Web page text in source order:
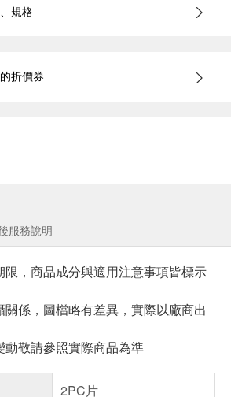
規格
折價券
服務說明
限，商品成分與適用注意事項皆標示
係，圖檔略有差異，實際以廠商出
動敬請參照實際商品為準
2PC片